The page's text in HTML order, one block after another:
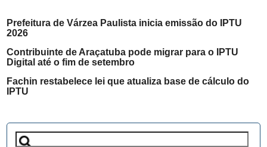
Prefeitura de Várzea Paulista inicia emissão do IPTU
2026
Contribuinte de Araçatuba pode migrar para o IPTU
Digital até o fim de setembro
Fachin restabelece lei que atualiza base de cálculo do
IPTU
Pesquisar